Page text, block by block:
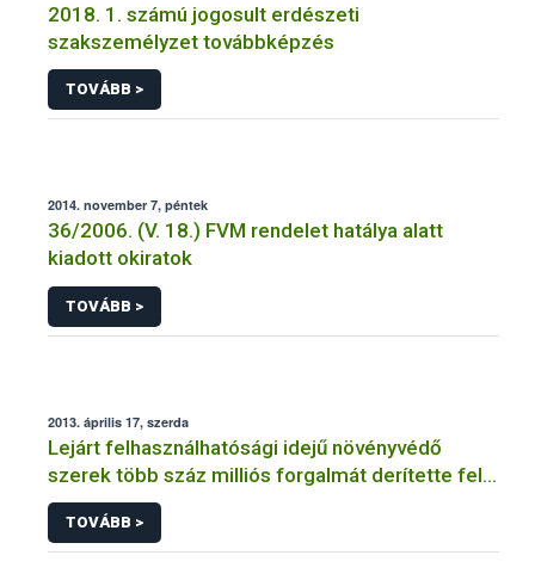
2018. 1. számú jogosult erdészeti
szakszemélyzet továbbképzés
TOVÁBB >
2014. november 7, péntek
36/2006. (V. 18.) FVM rendelet hatálya alatt
kiadott okiratok
TOVÁBB >
2013. április 17, szerda
Lejárt felhasználhatósági idejű növényvédő
szerek több száz milliós forgalmát derítette fel a
NÉBIH
TOVÁBB >